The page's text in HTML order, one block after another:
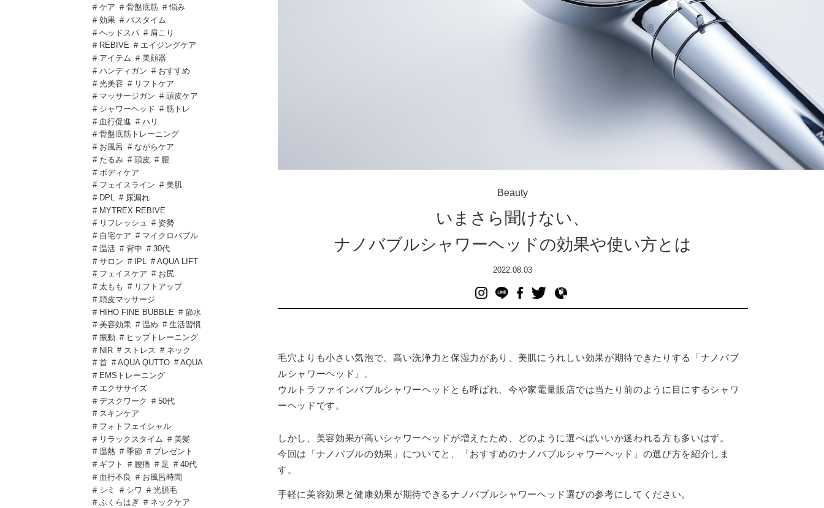
# ケア # 骨盤底筋 # 悩み
# 効果 # バスタイム
# ヘッドスパ # 肩こり
# REBIVE # エイジングケア
# アイテム # 美顔器
# ハンディガン # おすすめ
# 光美容 # リフトケア
# マッサージガン # 頭皮ケア
# シャワーヘッド # 筋トレ
# 血行促進 # ハリ
# 骨盤底筋トレーニング
# お風呂
# ながらケア
# たるみ # 頭皮 # 腰
# ボディケア
# フェイスライン # 美肌
# DPL # 尿漏れ
# MYTREX REBIVE
# リフレッシュ
# 姿勢
# 自宅ケア # マイクロバブル
# 温活 # 背中 # 30代
# サロン # IPL
# AQUA LIFT
# フェイスケア # お尻
# 太もも
# リフトアップ
# 頭皮マッサージ
# HIHO FINE BUBBLE # 節水
# 美容効果 # 温め # 生活習慣
# 振動 # ヒップトレーニング
# NIR # ストレス # ネック
# 首 # AQUA QUTTO # AQUA
# EMSトレーニング
# エクササイズ
# デスクワーク
# 50代
# スキンケア
# フォトフェイシャル
# リラックスタイム # 美髪
# 温熱 # 季節 # プレゼント
# ギフト
# 腰痛 # 足 # 40代
# 血行不良
# お風呂時間
# シミ
# シワ # 光脱毛
# ふくらはぎ # ネックケア
Beauty
いまさら聞けない、
ナノバブルシャワーヘッドの効果や使い方とは
2022.08.03
毛穴よりも小さい気泡で、高い洗浄力と保湿力があり、美肌にうれしい効果が期待できたりする「ナノバブ
ルシャワーヘッド」。
ウルトラファインバブルシャワーヘッドとも呼ばれ、今や家電量販店では当たり前のように目にするシャワ
ーヘッドです。
しかし、美容効果が高いシャワーヘッドが増えたため、どのように選べばいいか迷われる方も多いはず。
今回は「ナノバブルの効果」についてと、「おすすめのナノバブルシャワーヘッド」の選び方を紹介しま
す。
手軽に美容効果と健康効果が期待できるナノバブルシャワーヘッド選びの参考にしてください。